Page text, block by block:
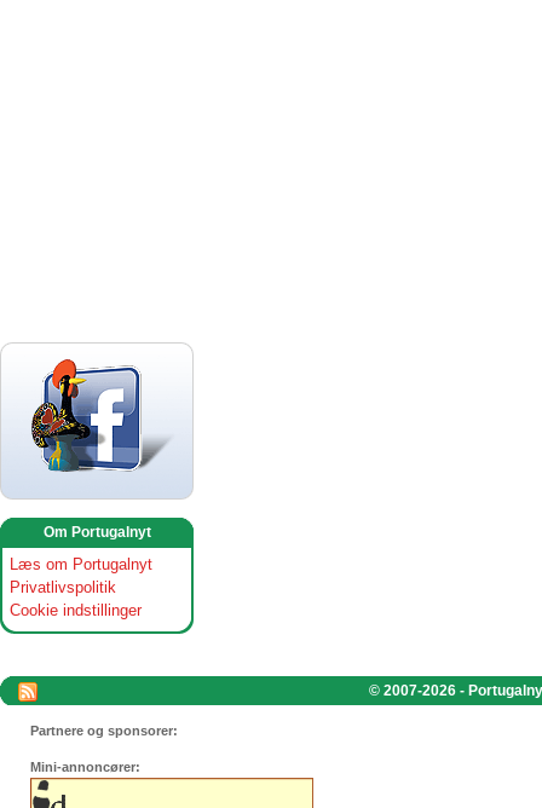
Om Portugalnyt
Læs om Portugalnyt
Privatlivspolitik
Cookie indstillinger
© 2007-2026 -
Partnere og sponsorer:
Mini-annoncører: